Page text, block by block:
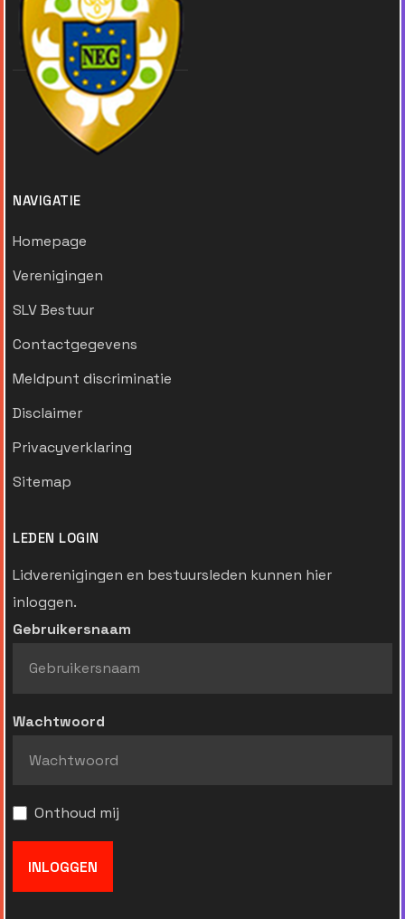
NAVIGATIE
Homepage
Verenigingen
SLV Bestuur
Contactgegevens
Meldpunt discriminatie
Disclaimer
Privacyverklaring
Sitemap
LEDEN LOGIN
Lidverenigingen en bestuursleden kunnen hier
inloggen.
Gebruikersnaam
Wachtwoord
Onthoud mij
INLOGGEN